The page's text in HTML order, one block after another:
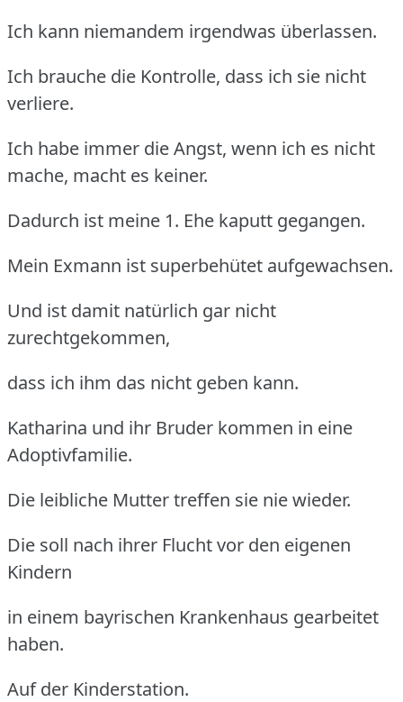
Ich kann niemandem irgendwas überlassen.
Ich brauche die Kontrolle, dass ich sie nicht
verliere.
Ich habe immer die Angst, wenn ich es nicht
mache, macht es keiner.
Dadurch ist meine 1. Ehe kaputt gegangen.
Mein Exmann ist superbehütet aufgewachsen.
Und ist damit natürlich gar nicht
zurechtgekommen,
dass ich ihm das nicht geben kann.
Katharina und ihr Bruder kommen in eine
Adoptivfamilie.
Die leibliche Mutter treffen sie nie wieder.
Die soll nach ihrer Flucht vor den eigenen
Kindern
in einem bayrischen Krankenhaus gearbeitet
haben.
Auf der Kinderstation.